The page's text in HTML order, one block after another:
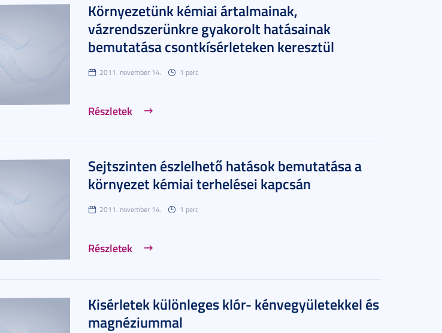
Környezetünk kémiai ártalmainak,
vázrendszerünkre gyakorolt hatásainak
bemutatása csontkísérleteken keresztül
2011. november 14. 1 perc
Részletek
Sejtszinten észlelhető hatások bemutatása a
környezet kémiai terhelései kapcsán
2011. november 14. 1 perc
Részletek
Kisérletek különleges klór- kénvegyületekkel és
magnéziummal